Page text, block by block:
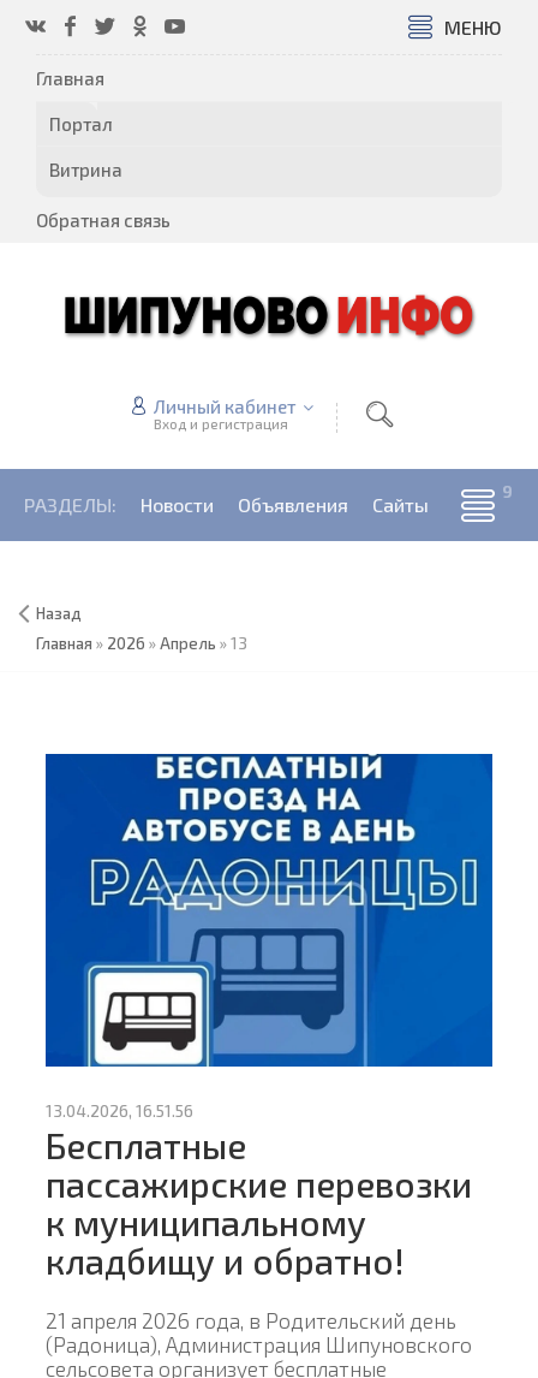
МЕНЮ
Главная
Портал
Витрина
Обратная связь
Личный кабинет
Вход и регистрация
РАЗДЕЛЫ: Новости Объявления Сайты
Назад
Главная » 2026 »Апрель »13
13.04.2026, 16.51.56
Бесплатные
пассажирские перевозки
к муниципальному
кладбищу и обратно!
21 апреля 2026 года, в Родительский день
(Радоница), Администрация Шипуновского
сельсовета организует бесплатные